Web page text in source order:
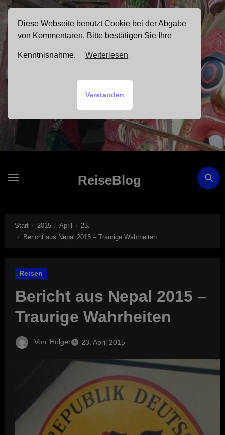
Zum
Inhalt
springen
ReiseBlog
Start 2015 April
23.
Bericht aus Nepal 2015 – Traurige Wahrheiten
Reisen
Bericht aus Nepal 2015 –
Traurige Wahrheiten
Von Holger 23. April 2015
Diese Webseite benutzt Cookie bei der Abgabe
von Kommentaren. Bitte bestätigen Sie Ihre
Kenntnisnahme. Weiterlesen
Verstanden